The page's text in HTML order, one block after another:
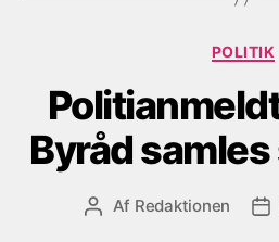
POLITIK
Byråd
Indlægsforfatter
Af Redaktionen